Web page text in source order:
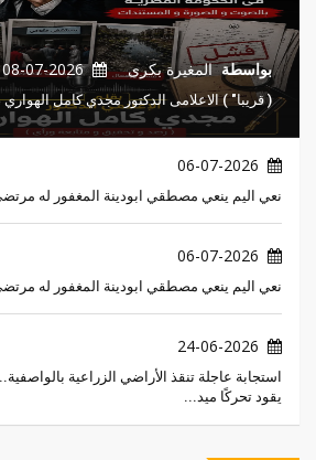
بواسطة المغيرة بكرى 08-07-2026
( قريبا" ) الاعلامى الدكتور مجدي كامل الهواري
06-07-2026
نعي اليم ينعي مصطقي ابودينة المغفور له
06-07-2026
نعي اليم ينعي مصطقي ابودينة المغفور له
24-06-2026
استجابة عاجلة تنقذ الأراضي الزراعية
يقود تحركًا ميد...